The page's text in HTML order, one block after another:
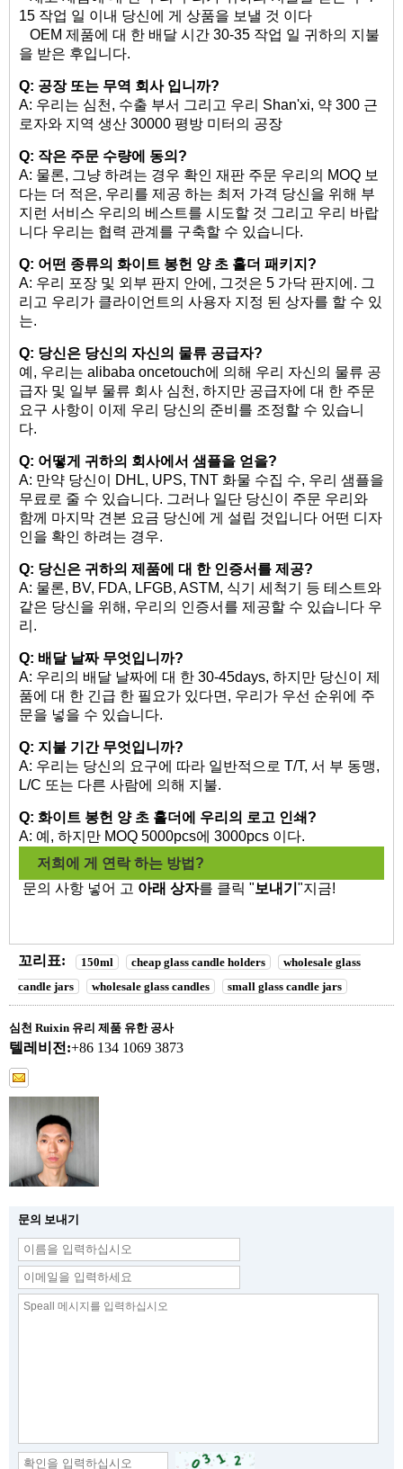
15 작업 일 이내 당신에 게 상품을 보낼 것 이다
OEM 제품에 대 한 배달 시간 30-35 작업 일 귀하의 지불
을 받은 후입니다.
Q: 공장 또는 무역 회사 입니까?
A: 우리는 심천, 수출 부서 그리고 우리 Shan'xi, 약 300 근
로자와 지역 생산 30000 평방 미터의 공장
Q: 작은 주문 수량에 동의?
A: 물론, 그냥 하려는 경우 확인 재판 주문 우리의 MOQ 보
다는 더 적은, 우리를 제공 하는 최저 가격 당신을 위해 부
지런 서비스 우리의 베스트를 시도할 것 그리고 우리 바랍
니다 우리는 협력 관계를 구축할 수 있습니다.
Q: 어떤 종류의 화이트 봉헌 양 초 홀더 패키지?
A: 우리 포장 및 외부 판지 안에, 그것은 5 가닥 판지에. 그
리고 우리가 클라이언트의 사용자 지정 된 상자를 할 수 있
는.
Q: 당신은 당신의 자신의 물류 공급자?
예, 우리는 alibaba oncetouch에 의해 우리 자신의 물류 공
급자 및 일부 물류 회사 심천, 하지만 공급자에 대 한 주문
요구 사항이 이제 우리 당신의 준비를 조정할 수 있습니
다.
Q: 어떻게 귀하의 회사에서 샘플을 얻을?
A: 만약 당신이 DHL, UPS, TNT 화물 수집 수, 우리 샘플을
무료로 줄 수 있습니다. 그러나 일단 당신이 주문 우리와
함께 마지막 견본 요금 당신에 게 설립 것입니다 어떤 디자
인을 확인 하려는 경우.
Q: 당신은 귀하의 제품에 대 한 인증서를 제공?
A: 물론, BV, FDA, LFGB, ASTM, 식기 세척기 등 테스트와
같은 당신을 위해, 우리의 인증서를 제공할 수 있습니다 우
리.
Q: 배달 날짜 무엇입니까?
A: 우리의 배달 날짜에 대 한 30-45days, 하지만 당신이 제
품에 대 한 긴급 한 필요가 있다면, 우리가 우선 순위에 주
문을 넣을 수 있습니다.
Q: 지불 기간 무엇입니까?
A: 우리는 당신의 요구에 따라 일반적으로 T/T, 서 부 동맹,
L/C 또는 다른 사람에 의해 지불.
Q: 화이트 봉헌 양 초 홀더에 우리의 로고 인쇄?
A: 예, 하지만 MOQ 5000pcs에 3000pcs 이다.
저희에 게 연락 하는 방법?
문의 사항 넣어 고 아래 상자를 클릭 "보내기 "지금!
꼬리표: 150ml cheap glass candle holders
wholesale glass
candle jars
wholesale glass candles small glass candle jars
심천 Ruixin 유리 제품 유한 공사
텔레비전:+86 134 1069 3873
문의 보내기